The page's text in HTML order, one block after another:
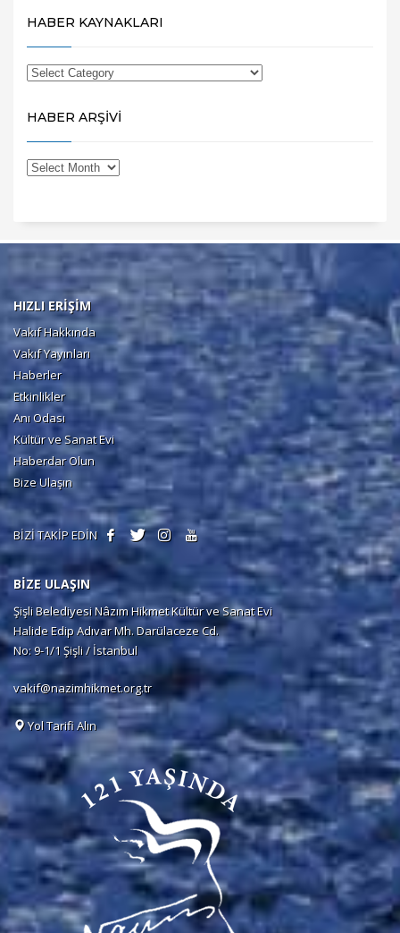
HABER KAYNAKLARI
HABER ARŞİVİ
HIZLI ERİŞİM
Vakıf Hakkında
Vakıf Yayınları
Haberler
Etkinlikler
Anı Odası
Kültür ve Sanat Evi
Haberdar Olun
Bize Ulaşın
BİZİ TAKİP EDİN
BİZE ULAŞIN
Şişli Belediyesi Nâzım Hikmet Kültür ve Sanat Evi
Halide Edip Adıvar Mh. Darülaceze Cd.
No: 9-1/1 Şişli / İstanbul
vakif@nazimhikmet.org.tr
Yol Tarifi Alın